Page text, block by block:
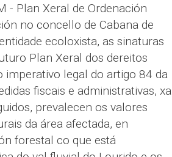
- Plan Xeral de Ordenación
no concello de Cabana de
ecoloxista, as sinaturas
Plan Xeral dos dereitos
legal do artigo 84 da
fiscais e administrativas, xa
prevalecen os valores
da área afectada, en
forestal co que está